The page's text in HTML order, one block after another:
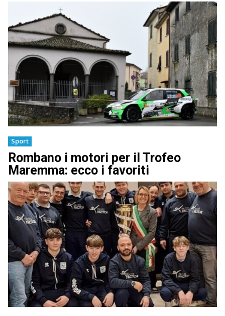
Sport
Rombano i motori per il Trofeo
Maremma: ecco i favoriti